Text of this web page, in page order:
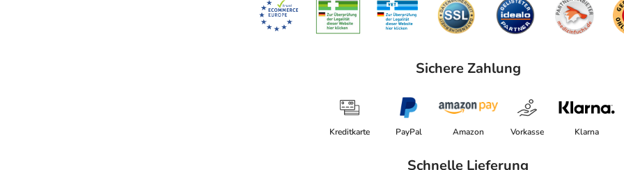
Sichere Zahlung
Kreditkarte PayPal Amazon Vorkasse Klarna
Schnelle Lieferung